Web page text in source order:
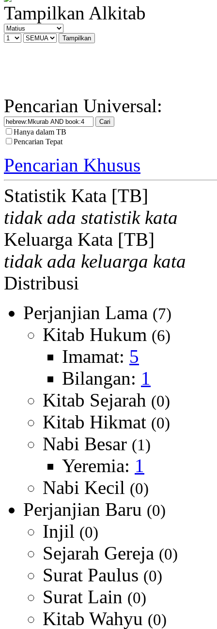
Tampilkan Alkitab
Pencarian Universal:
Hanya dalam TB
Pencarian Tepat
Pencarian Khusus
Statistik Kata [TB]
tidak ada statistik kata
Keluarga Kata [TB]
tidak ada keluarga kata
Distribusi
Perjanjian Lama (7)
Kitab Hukum (6)
Imamat: 5
Bilangan: 1
Kitab Sejarah (0)
Kitab Hikmat (0)
Nabi Besar (1)
Yeremia: 1
Nabi Kecil (0)
Perjanjian Baru (0)
Injil (0)
Sejarah Gereja (0)
Surat Paulus (0)
Surat Lain (0)
Kitab Wahyu (0)